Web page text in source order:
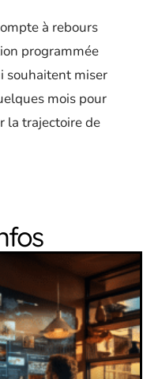
à rebours
programmée
souhaitent miser
mois pour
la trajectoire de